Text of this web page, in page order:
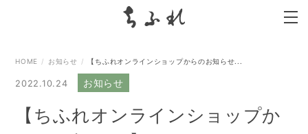
HOME お知らせ 【ちふれオンラインショップからのお知らせ...
2022.10.24 お知らせ
【ちふれオンラインショップか